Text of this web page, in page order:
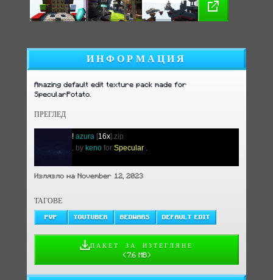
ИНФОРМАЦИЯ
Amazing default edit texture pack made for
SpecularPotato.
ПРЕГЛЕД
! azura [16x].zip
. by keno for Specular .
Излязло на November 12, 2023
ТАГОВЕ
PVP YOUTUBER BEDWARS DEFAULT EDIT
ПАКЕТ ЗА ИЗТЕГЛЯНЕ
(7.6 MB)